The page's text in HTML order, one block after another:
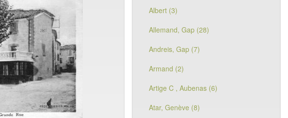
Albert (3)
Allemand, Gap (28)
Andreis, Gap (7)
Armand (2)
Artige C , Aubenas (6)
Atar, Genève (8)